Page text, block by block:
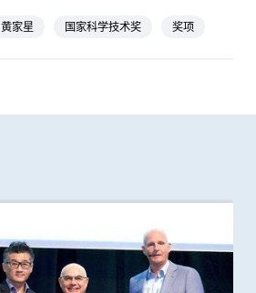
黄家星 国家科学技术奖 奖项